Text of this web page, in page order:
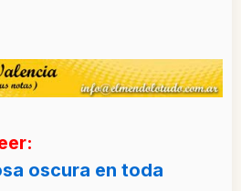
oscura en toda